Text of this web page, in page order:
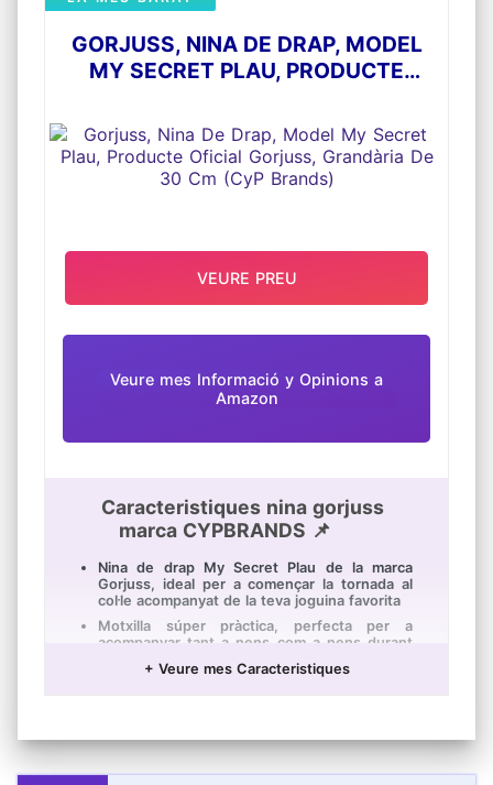
GORJUSS, NINA DE DRAP, MODEL
MY SECRET PLAU, PRODUCTE
30 CM (CYP BRANDS)
Veure mes Informació y Opinions a
Amazon
Caracteristiques nina gorjuss
marca CYPBRANDS 📌
Nina de drap My Secret Plau de la marca
Gorjuss, ideal per a començar la tornada al
col·le acompanyat de la teva joguina favorita
Motxilla súper pràctica, perfecta per a
acompanyar tant a nens com a nens durant
tornada al col·li
dissenyat pensant en la seva durabilitat,
100% polièster, per a assegurar que és pugui
VEURE PREU
+ Veure mes Caracteristiques